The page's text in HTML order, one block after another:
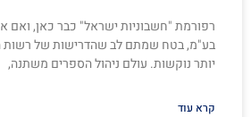
רפורמת "חשבוניות ישראל" כבר כאן, ואם
בע"מ, בטח שמתם לב שהדרישות של רשות
יותר נוקשות. עולם ניהול הספרים משתנה,
קרא עוד